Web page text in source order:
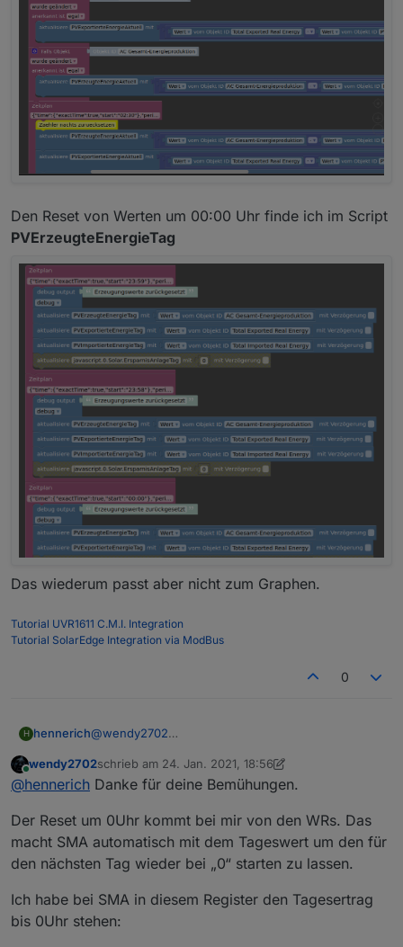
Kann ich Grafana dazu bewegen den Wert um z.b.
Den Reset von Werten um 00:00 Uhr finde ich im Script
PVErzeugteEnergieTag
Das wiederum passt aber nicht zum Graphen.
Tutorial UVR1611 C.M.I. Integration
Tutorial SolarEdge Integration via ModBus
0
H hennerich@wendy2702
ich hab eben mal nachgeschaut. Der Grafana Graph
zeigt ja auf das Objekt
rgieAktuell" (also bei mir ist das so).
Das Objekt (hab ich manuell angelegt) wird befüllt
im Script PVBerechneTageswerte(auch bei mir).
der steht aber nicht auf 01:00 Uhr ???
ScriptPVErzeugteEnergieTag
Online
wendy2702schrieb am 24. Jan. 2021, 18:56
zuletzt editiert von wendy2702
@hennerich Danke für deine Bemühungen.
Der Reset um 0Uhr kommt bei mir von den WRs. Das
macht SMA automatisch mit dem Tageswert um den für
den nächsten Tag wieder bei „0“ starten zu lassen.
Ich habe bei SMA in diesem Register den Tagesertrag
bis 0Uhr stehen: